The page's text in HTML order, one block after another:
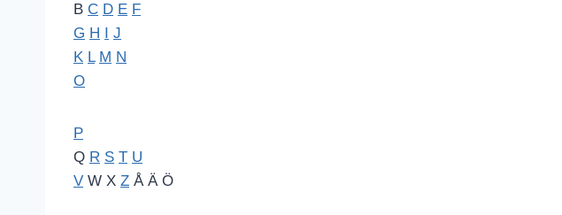
B C D E F
G H I J
K L M N
O
P
Q R S T U
V W X Z Å Ä Ö